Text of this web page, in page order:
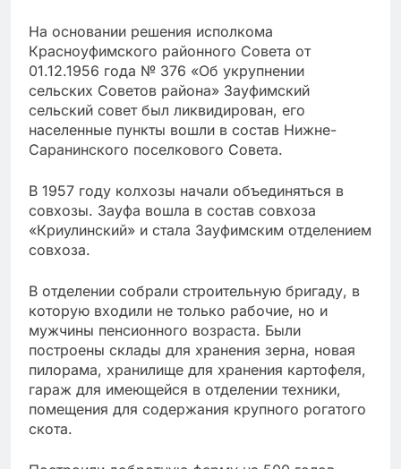
На основании решения исполкома
Красноуфимского районного Совета от
01.12.1956 года № 376 «Об укрупнении
сельских Советов района» Зауфимский
сельский совет был ликвидирован, его
населенные пункты вошли в состав Нижне-
Саранинского поселкового Совета.
В 1957 году колхозы начали объединяться в
совхозы. Зауфа вошла в состав совхоза
«Криулинский» и стала Зауфимским отделением
совхоза.
В отделении собрали строительную бригаду, в
которую входили не только рабочие, но и
мужчины пенсионного возраста. Были
построены склады для хранения зерна, новая
пилорама, хранилище для хранения картофеля,
гараж для имеющейся в отделении техники,
помещения для содержания крупного рогатого
скота.